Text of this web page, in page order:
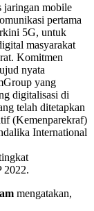
jaringan mobile
pertama
5G, untuk
masyarakat
Komitmen
nyata
yang
digitalisasi di
telah ditetapkan
(Kemenparekraf)
International
2022.
mengatakan,